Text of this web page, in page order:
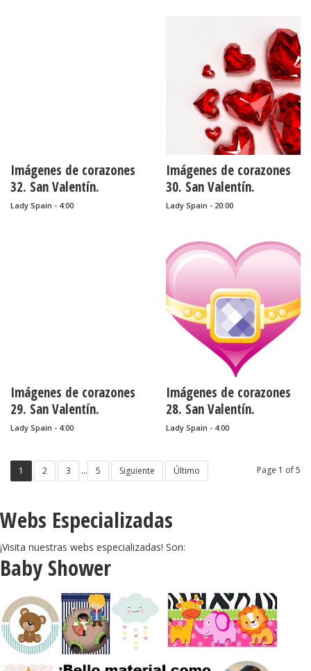
Imágenes de corazones
32. San Valentín.
Lady Spain - 4:00
Imágenes de corazones
30. San Valentín.
Lady Spain - 20:00
Imágenes de corazones
29. San Valentín.
Lady Spain - 4:00
Imágenes de corazones
28. San Valentín.
Lady Spain - 4:00
Page 1 of 5
1 2 3 ... 5 Siguiente Último
Webs Especializadas
¡Visita nuestras webs especializadas! Son:
Baby Shower